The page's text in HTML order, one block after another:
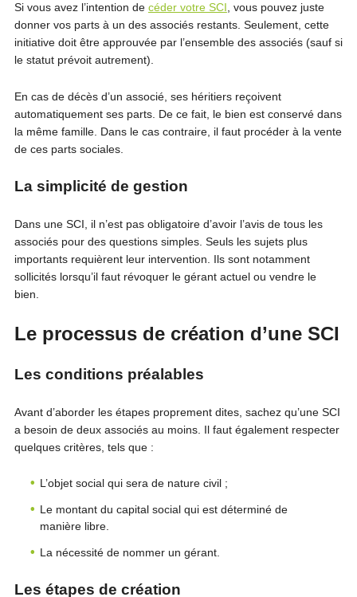
Si vous avez l’intention de céder votre SCI , vous pouvez juste
donner vos parts à un des associés restants. Seulement, cette
initiative doit être approuvée par l’ensemble des associés (sauf si
le statut prévoit autrement).
En cas de décès d’un associé, ses héritiers reçoivent
automatiquement ses parts. De ce fait, le bien est conservé dans
la même famille. Dans le cas contraire, il faut procéder à la vente
de ces parts sociales.
La simplicité de gestion
Dans une SCI, il n’est pas obligatoire d’avoir l’avis de tous les
associés pour des questions simples. Seuls les sujets plus
importants requièrent leur intervention. Ils sont notamment
sollicités lorsqu’il faut révoquer le gérant actuel ou vendre le
bien.
Le processus de création d’une SCI
Les conditions préalables
Avant d’aborder les étapes proprement dites, sachez qu’une SCI
a besoin de deux associés au moins. Il faut également respecter
quelques critères, tels que :
L’objet social qui sera de nature civil ;
Le montant du capital social qui est déterminé de
manière libre.
La nécessité de nommer un gérant.
Les étapes de création